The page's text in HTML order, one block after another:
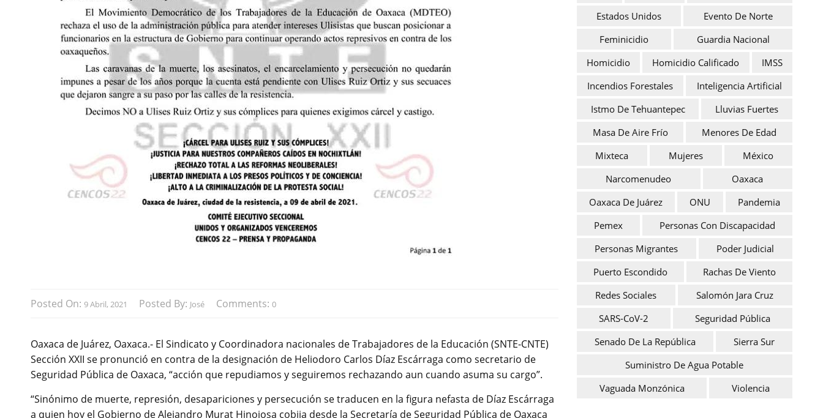
Posted On: 9 Abril, 2021 Posted By: José Comments: 0
Oaxaca de Juárez, Oaxaca.- El Sindicato y Coordinadora nacionales de Trabajadores de la Educación (SNTE-CNTE)
Sección XXII se pronunció en contra de la designación de Heliodoro Carlos Díaz Escárraga como secretario de
Seguridad Pública de Oaxaca, “acción que repudiamos y seguiremos rechazando aun cuando asuma su cargo”.
“Sinónimo de muerte, represión, desapariciones y persecución se traducen en la figura nefasta de Díaz Escárraga
a quien hoy el Gobierno de Alejandro Murat Hinojosa cobija desde la Secretaría de Seguridad Pública de Oaxaca
Estados Unidos
Evento De Norte
Feminicidio
Guardia Nacional
Homicidio
Homicidio Calificado
IMSS
Incendios Forestales
Inteligencia Artificial
Istmo De Tehuantepec
Lluvias Fuertes
Masa De Aire Frío
Menores De Edad
Mixteca
Mujeres
México
Narcomenudeo
Oaxaca
Oaxaca De Juárez
ONU
Pandemia
Pemex
Personas Con Discapacidad
Personas Migrantes
Poder Judicial
Puerto Escondido
Rachas De Viento
Redes Sociales
Salomón Jara Cruz
SARS-CoV-2
Seguridad Pública
Senado De La República
Sierra Sur
Suministro De Agua Potable
Vaguada Monzónica
Violencia